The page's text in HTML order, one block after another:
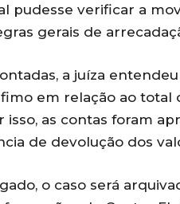
pudesse verificar a
gerais de
a juíza
em relação ao total
as contas foram
de devolução dos
o caso será